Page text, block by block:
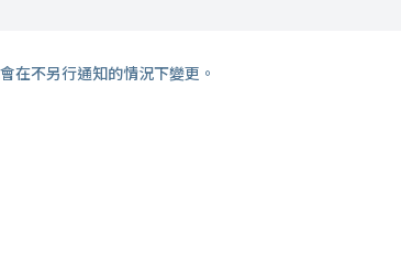
在不另行通知的情況下變更。